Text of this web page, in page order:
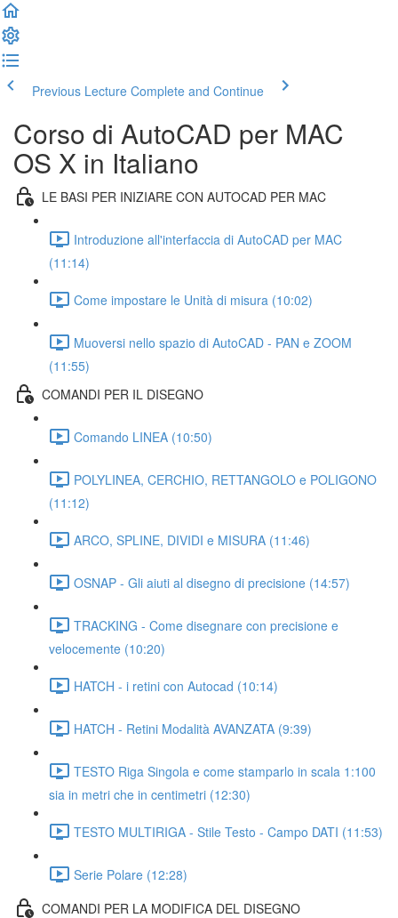
Previous Lecture Complete and Continue
Corso di AutoCAD per MAC
OS X in Italiano
LE BASI PER INIZIARE CON AUTOCAD PER MAC
Introduzione all'interfaccia di AutoCAD per MAC
(11:14)
Come impostare le Unità di misura (10:02)
Muoversi nello spazio di AutoCAD - PAN e ZOOM
(11:55)
COMANDI PER IL DISEGNO
Comando LINEA (10:50)
POLYLINEA, CERCHIO, RETTANGOLO e POLIGONO
(11:12)
ARCO, SPLINE, DIVIDI e MISURA (11:46)
OSNAP - Gli aiuti al disegno di precisione (14:57)
TRACKING - Come disegnare con precisione e
velocemente (10:20)
HATCH - i retini con Autocad (10:14)
HATCH - Retini Modalità AVANZATA (9:39)
TESTO Riga Singola e come stamparlo in scala 1:100
sia in metri che in centimetri (12:30)
TESTO MULTIRIGA - Stile Testo - Campo DATI (11:53)
Serie Polare (12:28)
COMANDI PER LA MODIFICA DEL DISEGNO